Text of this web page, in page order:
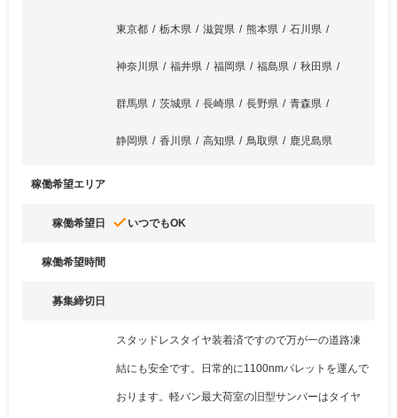
東京都 栃木県 滋賀県 熊本県 石川県
神奈川県 福井県 福岡県 福島県 秋田県
群馬県 茨城県 長崎県 長野県 青森県
静岡県 香川県 高知県 鳥取県 鹿児島県
稼働希望エリア
稼働希望日 done いつでもOK
稼働希望時間
募集締切日
スタッドレスタイヤ装着済ですので万が一の道路凍
結にも安全です。日常的に1100nmパレットを運んで
おります。軽バン最大荷室の旧型サンバーはタイヤ